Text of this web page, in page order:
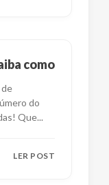
como
do
Que...
LER POST